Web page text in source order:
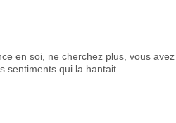
en soi, ne cherchez plus, vous
qui la hantait...